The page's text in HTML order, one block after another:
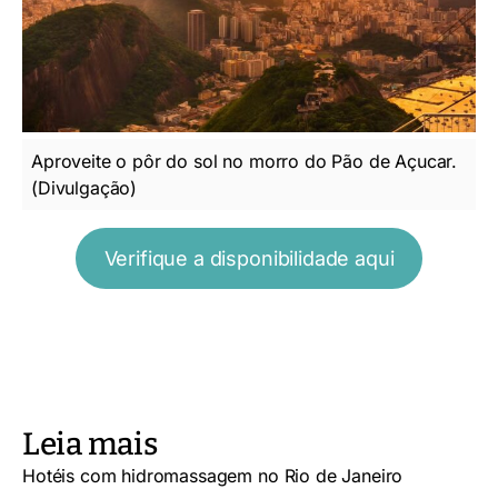
Aproveite o pôr do sol no morro do Pão de Açucar.
(Divulgação)
Verifique a disponibilidade aqui
Leia mais
Hotéis com hidromassagem no Rio de Janeiro